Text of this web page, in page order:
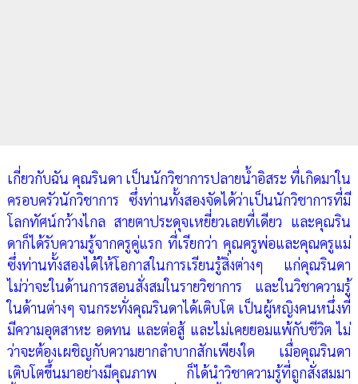
เกี่ยวกับฉัน คุณรินดา เป็นนักวิชาการปลายน้ำอิสระ ที่เกิดมาใน
ครอบครัวนักวิชาการ ซึ่งท่านทั้งสองจัดได้ว่าเป็นนักวิชาการที่มี
โลกทัศน์กว้างไกล สายตาประดุจเหยี่ยวเลยที่เดียว และคุณริน
ดาก็ได้รับความรู้จากครูคู่แรก ที่เรียกว่า คุณครูพ่อและคุณครูแม่
ซึ่งท่านทั้งสองได้ให้โอกาสในการเรียนรู้สิ่งต่างๆ แก่คุณรินดา
ไม่ว่าจะในด้านการสอนสั่งสมในรายวิชาการ และในวิชาความรู้
ในด้านต่างๆ จนกระทั่งคุณรินดาได้เติบโต เป็นผู้หญิงคนหนึ่งที่
มีความอุตสาหะ อดทน และต่อสู้ และไม่เคยยอมแพ้กับชีวิต ไม่
ว่าจะต้องเผชิญกับความยากลำบากสักเพียงใด เมื่อคุณรินดา
เติบโตขึ้นมาอย่างมีคุณภาพ ก็ได้นำวิชาความรู้ที่ถูกสั่งสมมา